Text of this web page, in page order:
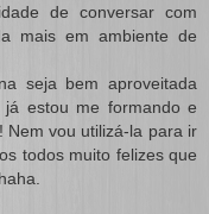
de conversar com
mais em ambiente de
seja bem aproveitada
estou me formando e
Nem vou utilizá-la para ir
todos muito felizes que